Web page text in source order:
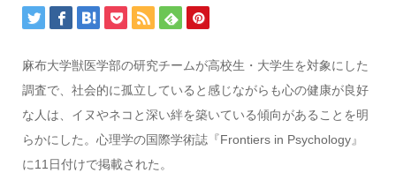
麻布大学獣医学部の研究チームが高校生・大学生を対象にした
調査で、社会的に孤立していると感じながらも心の健康が良好
な人は、イヌやネコと深い絆を築いている傾向があることを明
らかにした。心理学の国際学術誌『Frontiers in Psychology』
に11日付けで掲載された。